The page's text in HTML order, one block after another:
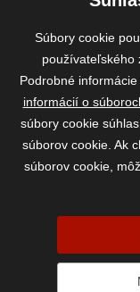
Rýchla a
2026 ©
Súbory cookie
používateľského
Podrobné
informácií o
súbory cookie
súborov cookie. Ak
súborov cookie,